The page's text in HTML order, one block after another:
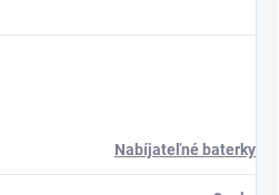
Nabíjateľné baterky